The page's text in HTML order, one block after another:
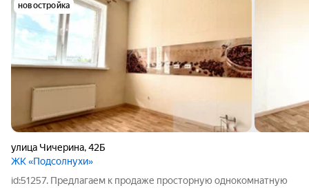
новостройка
улица Чичерина,42Б
ЖК «Подсолнухи»
id:51257. Предлагаем к продаже просторную однокомнатную